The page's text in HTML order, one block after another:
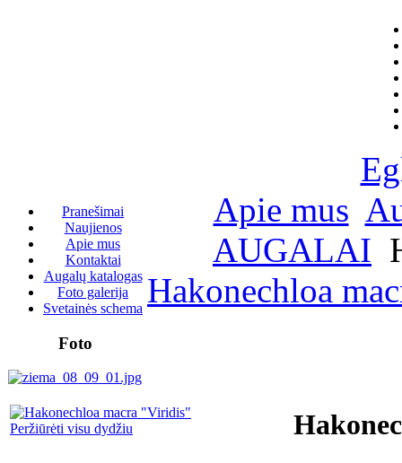
Pranešimai
Naujienos
Apie mus
Kontaktai
Augalų katalogas
Foto galerija
Svetainės schema
Foto
Apie mus
AUGALAI
Hakonechloa
Peržiūrėti visu dydžiu